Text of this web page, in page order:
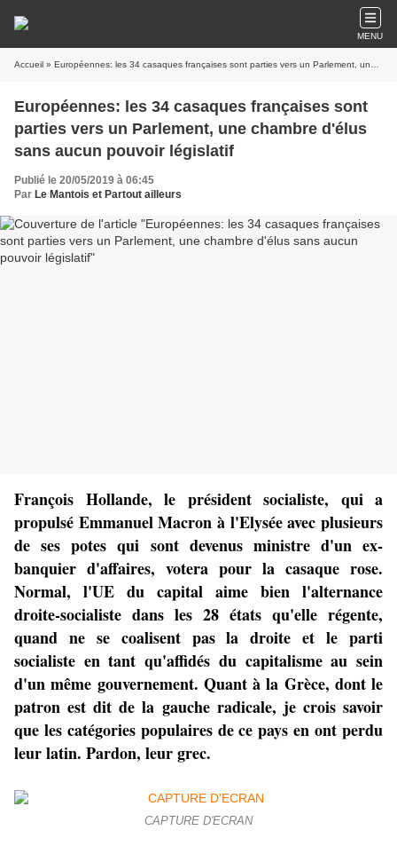
MENU
Accueil » Européennes: les 34 casaques françaises sont parties vers un Parlement, une chambre d'élus sans aucun pouvoir législatif
Européennes: les 34 casaques françaises sont
parties vers un Parlement, une chambre d'élus
sans aucun pouvoir législatif
Publié le 20/05/2019 à 06:45
Par Le Mantois et Partout ailleurs
François Hollande, le président socialiste, qui a
propulsé Emmanuel Macron à l'Elysée avec plusieurs
de ses potes qui sont devenus ministre d'un ex-
banquier d'affaires, votera pour la casaque rose.
Normal, l'UE du capital aime bien l'alternance
droite-socialiste dans les 28 états qu'elle régente,
quand ne se coalisent pas la droite et le parti
socialiste en tant qu'affidés du capitalisme au sein
d'un même gouvernement. Quant à la Grèce, dont le
patron est dit de la gauche radicale, je crois savoir
que les catégories populaires de ce pays en ont perdu
leur latin. Pardon, leur grec.
CAPTURE D'ECRAN